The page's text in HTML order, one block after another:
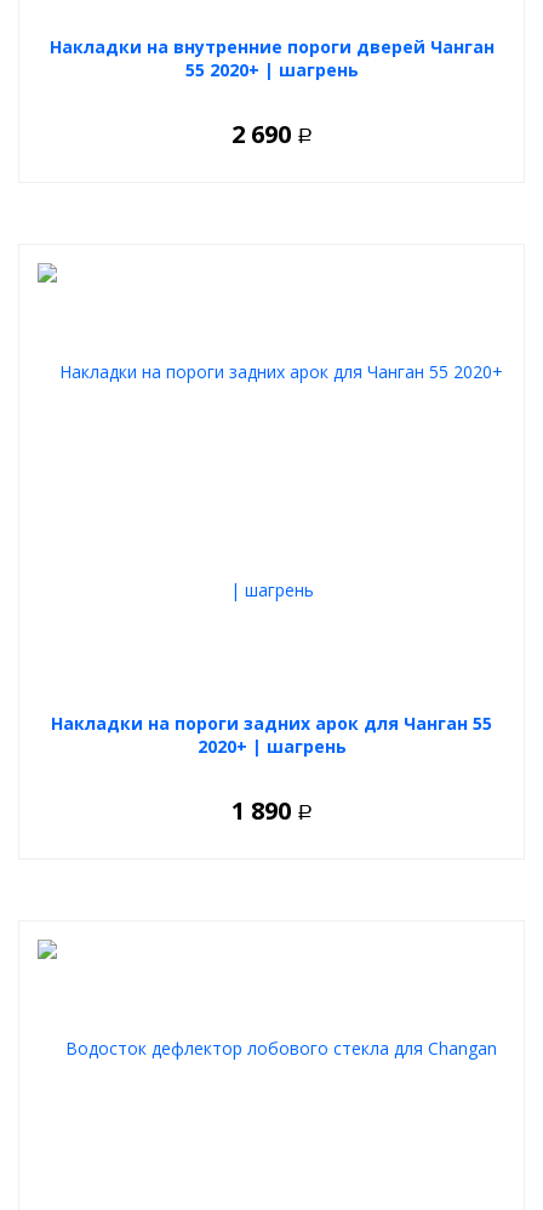
Накладки на внутренние пороги дверей Чанган
55 2020+ | шагрень
2 690 Р
Накладки на пороги задних арок для Чанган 55
2020+ | шагрень
1 890 Р